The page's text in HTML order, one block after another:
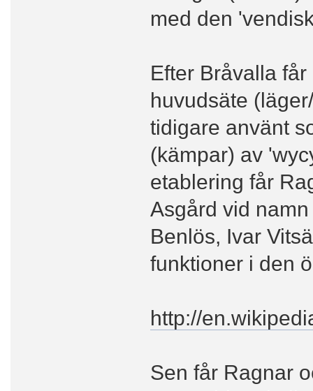
med den
Efter Bråvalla
huvudsäte
tidigare använt
(kämpar) av
etablering får
Asgård vid
Benlös, Ivar
funktioner i den
http://
Sen får Ragnar